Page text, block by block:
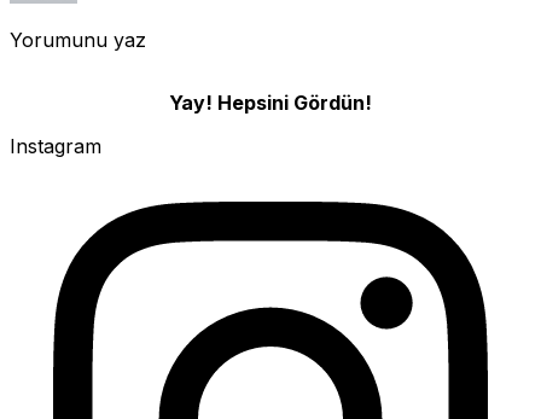
Yorumunu yaz
Yay! Hepsini Gördün!
Instagram